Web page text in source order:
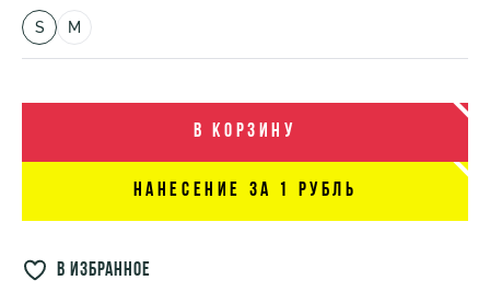
S M
В корзину
Нанесение за 1 рубль
в избранное